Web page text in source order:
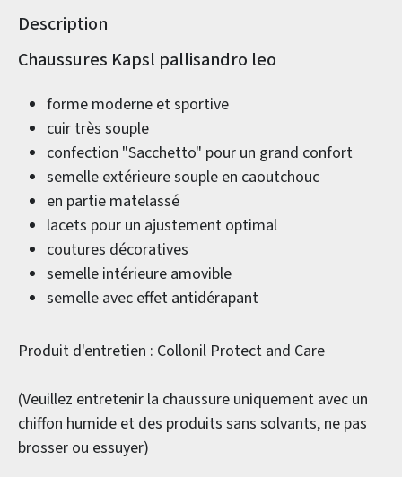
Description
Informations sur le produit
Chaussures Kapsl pallisandro leo
forme moderne et sportive
cuir très souple
confection "Sacchetto" pour un grand confort
semelle extérieure souple en caoutchouc
en partie matelassé
lacets pour un ajustement optimal
coutures décoratives
semelle intérieure amovible
semelle avec effet antidérapant
Produit d'entretien : Collonil Protect and Care
(Veuillez entretenir la chaussure uniquement avec un
chiffon humide et des produits sans solvants, ne pas
brosser ou essuyer)